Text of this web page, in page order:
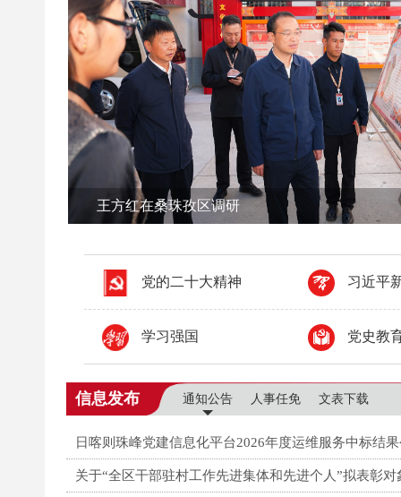
王方红在白朗县、江孜县调研
党的二十大精神 习近平
学习强国 党史教
信息发布 通知公告 人事任免 文表下载
日喀则珠峰党建信息化平台2026年度运维服务中标结
关于“全区干部驻村工作先进集体和先进个人”拟表彰